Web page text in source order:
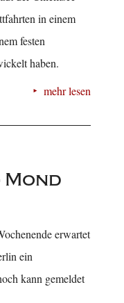
in einem
festen
haben.
mehr lesen
Mond
erwartet
ein
kann gemeldet